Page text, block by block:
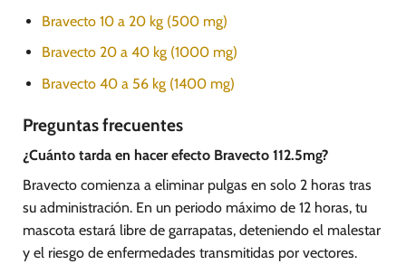
Bravecto 10 a 20 kg (500 mg)
Bravecto 20 a 40 kg (1000 mg)
Bravecto 40 a 56 kg (1400 mg)
Preguntas frecuentes
¿Cuánto tarda en hacer efecto Bravecto 112.5mg?
Bravecto comienza a eliminar pulgas en solo 2 horas tras
su administración. En un periodo máximo de 12 horas, tu
mascota estará libre de garrapatas, deteniendo el malestar
y el riesgo de enfermedades transmitidas por vectores.